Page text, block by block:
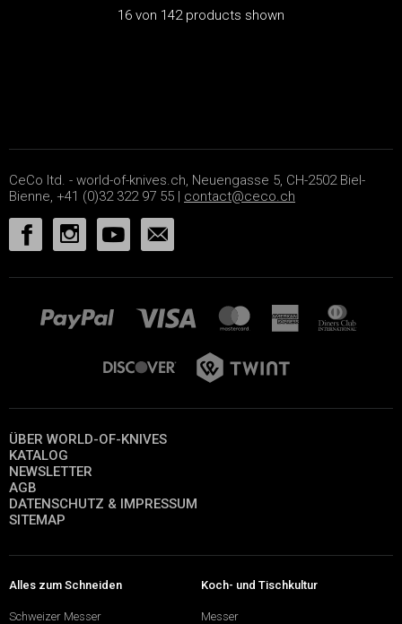
16 von 142 products shown
CeCo ltd. - world-of-knives.ch, Neuengasse 5, CH-2502 Biel-
Bienne, +41 (0)32 322 97 55 | contact@ceco.ch
ÜBER WORLD-OF-KNIVES
KATALOG
NEWSLETTER
AGB
DATENSCHUTZ & IMPRESSUM
SITEMAP
Alles zum Schneiden
Schweizer Messer
Koch- und Tischkultur
Messer